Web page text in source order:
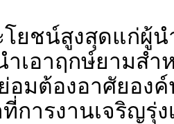
โยชน์สูงสุดแก่
เอาฤกษ์ยามสำ
มต้องอาศัยอง
การงานเจริญรุ่ง